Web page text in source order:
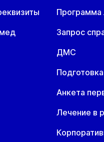
Программа
Запрос
ДМС
Анкета
Лечение в